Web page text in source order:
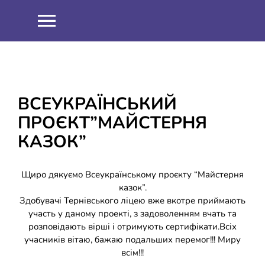
Toggle
ПРО НАС
Співпраця
ОСВІТНІЙ ПРОЦЕС
Виховна робота
Методична робота
ЗНО 2021
ЗНО 2022
ШКІЛЬНИЙ ГАРТ
ДИСТАНЦІЙНЕ НАВЧАННЯ
ВСЕУКРАЇНСЬКИЙ
ПРОЄКТ”МАЙСТЕРНЯ
КАЗОК”
Щиро дякуємо Всеукраїнському проєкту “Майстерня
казок”.
Здобувачі Тернівського ліцею вже вкотре приймають
участь у даному проекті, з задоволенням вчать та
розповідають вірші і отримують сертифікати.Всіх
учасників вітаю, бажаю подальших перемог!!! Миру
всім!!!